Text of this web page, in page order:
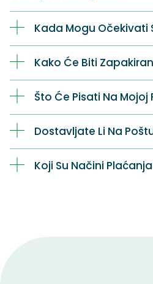
Kada Mogu Očekivati
Kako Će Biti
Što Će Pisati Na Mojoj
Dostavljate Li Na
Koji Su Načini